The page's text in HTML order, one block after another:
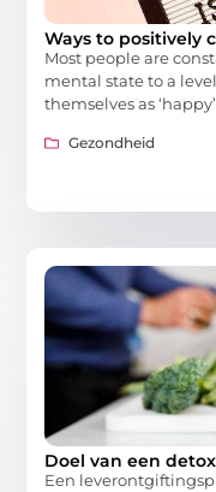
Ways to positively
Most people are
mental state to a
themselves as
Gezondheid
Doel van een
Een